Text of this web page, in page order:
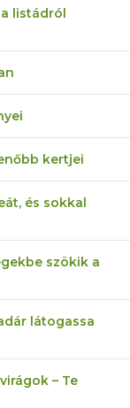
listádról
kertjei
és sokkal
szökik a
látogassa
– Te